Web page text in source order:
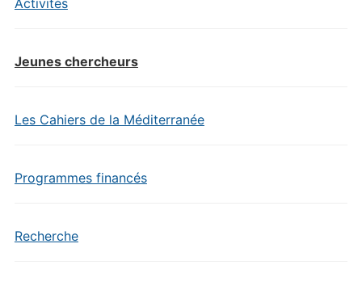
Activités
Jeunes chercheurs
Les Cahiers de la Méditerranée
Programmes financés
Recherche